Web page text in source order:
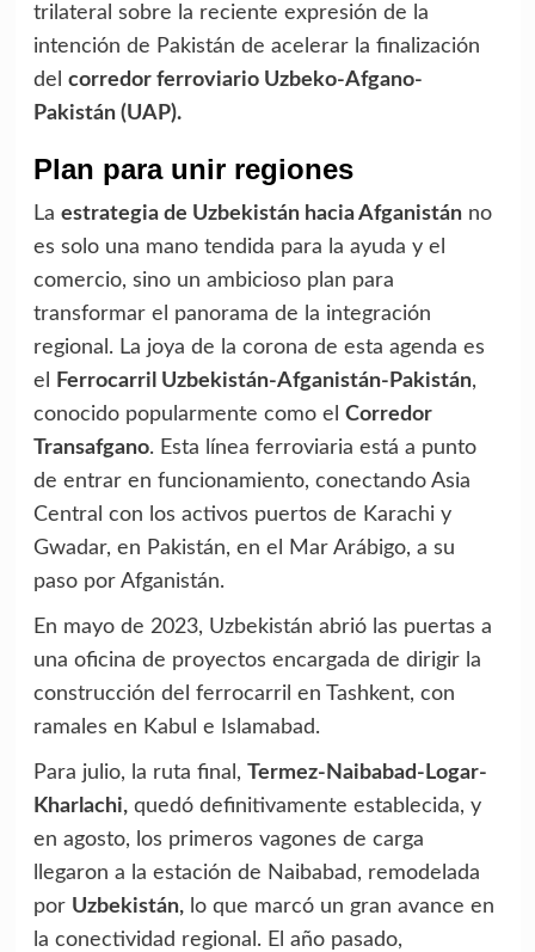
trilateral sobre la reciente expresión de la
intención de Pakistán de acelerar la finalización
del corredor ferroviario Uzbeko-Afgano-
Pakistán (UAP).
Plan para unir regiones
La estrategia de Uzbekistán hacia Afganistánno
es solo una mano tendida para la ayuda y el
comercio, sino un ambicioso plan para
transformar el panorama de la integración
regional. La joya de la corona de esta agenda es
el
Ferrocarril Uzbekistán-Afganistán-Pakistán,
conocido popularmente como el Corredor
Transafgano. Esta línea ferroviaria está a punto
de entrar en funcionamiento, conectando Asia
Central con los activos puertos de Karachi y
Gwadar, en Pakistán, en el Mar Arábigo, a su
paso por Afganistán.
En mayo de 2023, Uzbekistán abrió las puertas a
una oficina de proyectos encargada de dirigir la
construcción del ferrocarril en Tashkent, con
ramales en Kabul e Islamabad.
Para julio, la ruta final, Termez-Naibabad-Logar-
Kharlachi,quedó definitivamente establecida, y
en agosto, los primeros vagones de carga
llegaron a la estación de Naibabad, remodelada
por Uzbekistán,lo que marcó un gran avance en
la conectividad regional. El año pasado,